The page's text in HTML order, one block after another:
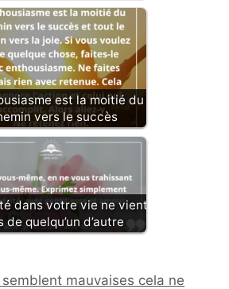
est la moitié du
vers le succès
dans votre vie ne vient
de quelqu’un d’autre
mauvaises cela ne